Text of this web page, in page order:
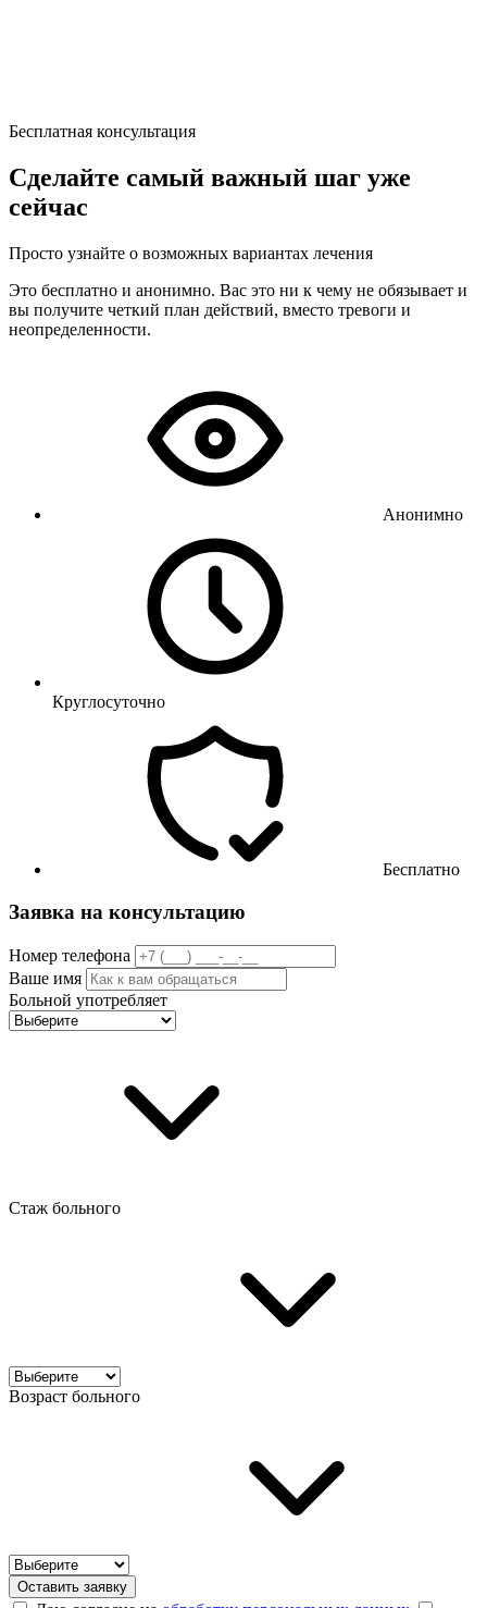
Бесплатная консультация
Сделайте самый важный шаг уже
сейчас
Просто узнайте о возможных вариантах лечения
Это бесплатно и анонимно. Вас это ни к чему не обязывает и
вы получите четкий план действий, вместо тревоги и
неопределенности.
Анонимно
Круглосуточно
Бесплатно
Заявка на консультацию
Номер телефона
Ваше имя
Больной употребляет
Стаж больного
Возраст больного
Оставить заявку